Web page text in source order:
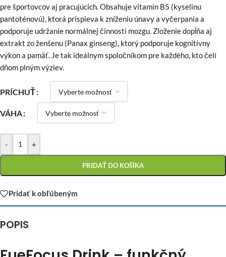
pre športovcov aj pracujúcich. Obsahuje vitamín B5 (kyselinu
pantoténovú), ktorá prispieva k zníženiu únavy a vyčerpania a
podporuje udržanie normálnej činnosti mozgu. Zloženie dopĺňa aj
extrakt zo ženšenu (Panax ginseng), ktorý podporuje kognitívny
výkon a pamäť. Je tak ideálnym spoločníkom pre každého, kto čelí
dňom plným výziev.
PRÍCHUŤ
VÁHA
- +
PRIDAŤ DO KOŠÍKA
Pridať k obľúbeným
POPIS